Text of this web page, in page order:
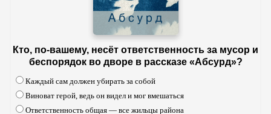
Кто, по-вашему, несёт ответственность за мусор и
беспорядок во дворе в рассказе «Абсурд»?
Каждый сам должен убирать за собой
Виноват герой, ведь он видел и мог вмешаться
Ответственность общая — все жильцы района